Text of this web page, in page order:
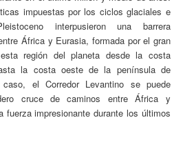
impuestas por los ciclos glaciales e
interpusieron una barrera
África y Eurasia, formada por el gran
región del planeta desde la costa
la costa oeste de la península de
el Corredor Levantino se puede
cruce de caminos entre África y
fuerza impresionante durante los últimos